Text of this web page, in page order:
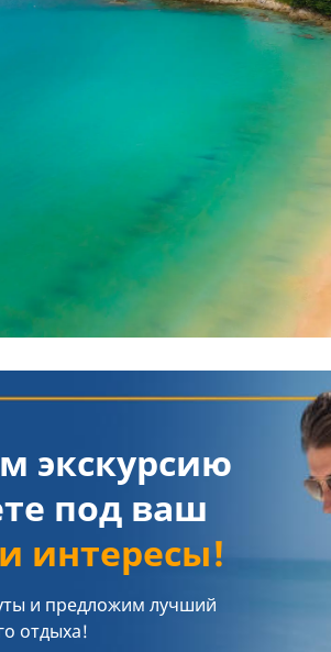
экскурсию
под ваш
интересы!
и предложим лучший
отдыха!